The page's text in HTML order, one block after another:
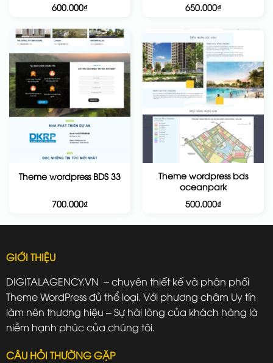
600.000₫ 650.000₫
Theme wordpress BDS 33
700.000₫
Theme wordpress bds
oceanpark
500.000₫
GIỚI THIỆU
DIGITALAGENCY.VN – chuyên thiết kế và phân phối
Theme WordPress đủ thể loại. Với phương châm Uy tín
làm nên thương hiệu – Sự hài lòng của khách hàng là
niềm hạnh phúc của chúng tôi.
CÂU HỎI THƯỜNG GẶP